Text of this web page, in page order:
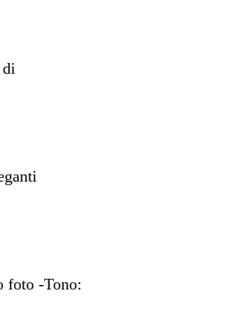
di
foto -Tono: